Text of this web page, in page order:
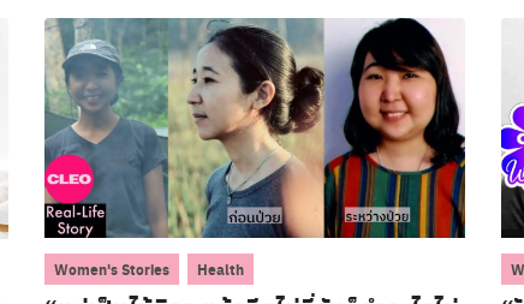
Women's Stories Health